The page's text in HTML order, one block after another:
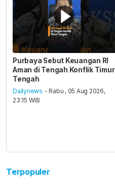
Purbaya Sebut Keuangan RI
Aman di Tengah Konflik Timur
Tengah
Dailynews - Rabu , 05 Aug 2026,
23:15 WIB
Terpopuler